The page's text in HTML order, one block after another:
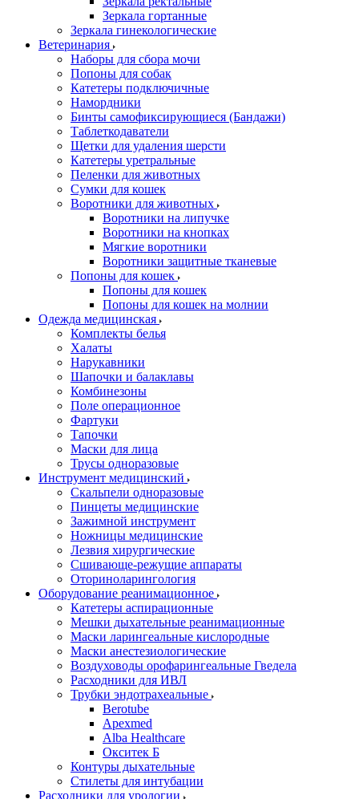
Зеркала гортанные
Зеркала гинекологические
Ветеринария
Наборы для сбора мочи
Попоны для собак
Катетеры подключичные
Намордники
Бинты самофиксирующиеся (Бандажи)
Таблеткодаватели
Щетки для удаления шерсти
Катетеры уретральные
Пеленки для животных
Сумки для кошек
Воротники для животных
Воротники на липучке
Воротники на кнопках
Мягкие воротники
Воротники защитные тканевые
Попоны для кошек
Попоны для кошек
Попоны для кошек на молнии
Одежда медицинская
Комплекты белья
Халаты
Нарукавники
Шапочки и балаклавы
Комбинезоны
Поле операционное
Фартуки
Тапочки
Маски для лица
Трусы одноразовые
Инструмент медицинский
Скальпели одноразовые
Пинцеты медицинские
Зажимной инструмент
Ножницы медицинские
Лезвия хирургические
Сшивающе-режущие аппараты
Оториноларингология
Оборудование реанимационное
Катетеры аспирационные
Мешки дыхательные реанимационные
Маски ларингеальные кислородные
Маски анестезиологические
Воздуховоды орофарингеальные Гведела
Расходники для ИВЛ
Трубки эндотрахеальные
Berotube
Apexmed
Alba Healthcare
Окситек Б
Контуры дыхательные
Стилеты для интубации
Расходники для урологии